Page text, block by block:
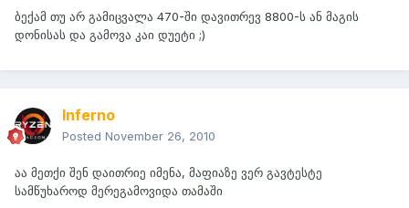
ბექამ თუ არ გამიცვალა 470-ში დავითრევ 8800-ს ან მაგის
დონისას და გამოვა კაი დუეტი ;)
Inferno
Posted November 26, 2010
აა მეთქი შენ დაითრიე იმენა, მაფიაზე ვერ გავტესტე
სამწუხაროდ მერეგამოვიდა თამაში